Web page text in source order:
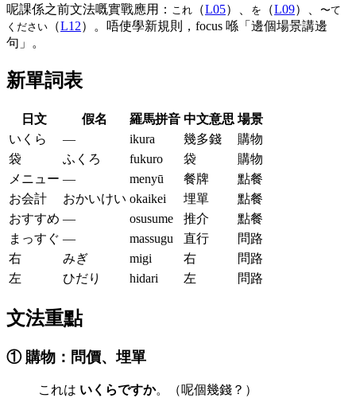
呢課係之前文法嘅實戰應用： これ （L05）、 を （L09）、 〜て
ください （L12）。唔使學新規則，focus 喺「邊個場景講邊
句」。
新單詞表
日文 假名 羅馬拼音 中文意思 場景
いくら
— ikura 幾多錢
購物
袋
ふくろ fukuro 袋
購物
メニュー — menyū 餐牌
點餐
お会計
おかいけい okaikei 埋單
點餐
おすすめ — osusume 推介
點餐
まっすぐ — massugu 直行
問路
右
みぎ migi 右
問路
左
ひだり hidari 左 問路
文法重點
① 購物：問價、埋單
これは いくらですか。（呢個幾錢？）